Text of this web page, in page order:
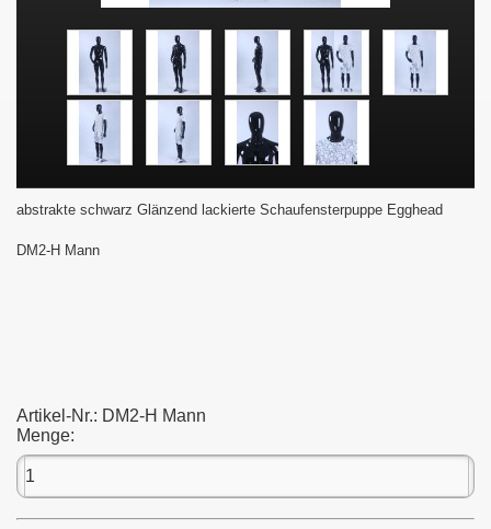
abstrakte schwarz Glänzend lackierte Schaufensterpuppe Egghead
DM2-H Mann
Artikel-Nr.: DM2-H Mann
Menge: